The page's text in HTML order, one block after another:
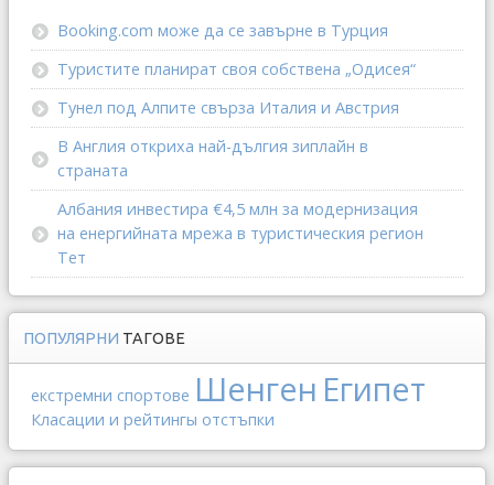
Booking.com може да се завърне в Турция
Туристите планират своя собствена „Одисея“
Тунел под Алпите свърза Италия и Австрия
В Англия откриха най-дългия зиплайн в
страната
Албания инвестира €4,5 млн за модернизация
на енергийната мрежа в туристическия регион
Тет
ПОПУЛЯРНИ ТАГОВЕ
екстремни спортове Шенген Египет
Класации и рейтингы отстъпки